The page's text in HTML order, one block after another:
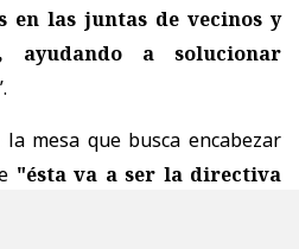
en las juntas de vecinos y
ayudando a solucionar
mesa que busca encabezar
"ésta va a ser la directiva